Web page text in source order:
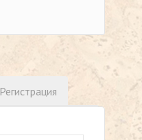
Регистрация